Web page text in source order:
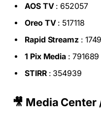
AOS TV: 652057
Oreo TV: 517118
Rapid Streamz:
1 Pix Media : 791689
STIRR: 354939
🎥 Media Center